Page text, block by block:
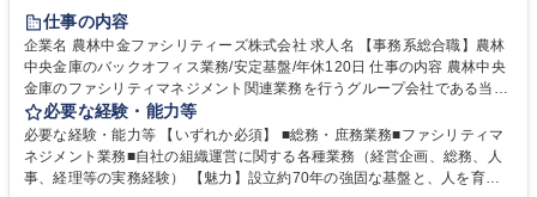
インセンティブあり
仕事の内容
企業名 農林中金ファシリティーズ株式会社 求人名 【事務系総合職】農林
中央金庫のバックオフィス業務/安定基盤/年休120日 仕事の内容 農林中央
金庫のファシリティマネジメント関連業務を行うグループ会社である当社
にて、総務・庶務業務やファシリティマネジメントを行う事務系総合職を
募集いたします。 ■総務・庶務業務：外部委託先（外注先）や契約書の管
理、総務部門での管理業務、会計管理や決算業務、印刷物等の制作管理等
※親会社である農林中央金庫から受託した総務庶務業務 ■ファシリティマ
必要な経験・能力等
必要な経験・能力等 【いずれか必須】 ■総務・庶務業務■ファシリティマ
ネジメント業務■自社の組織運営に関する各種業務（経営企画、総務、人
事、経理等の実務経験） 【魅力】設立約70年の強固な基盤と、人を育て